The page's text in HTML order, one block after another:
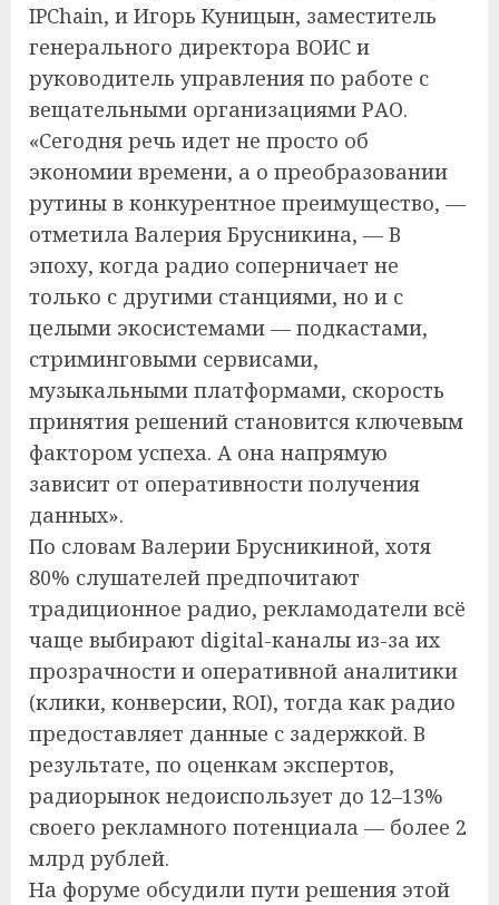
IPChain, и Игорь Куницын, заместитель
генерального директора ВОИС и
руководитель управления по работе с
вещательными организациями РАО.
«Сегодня речь идет не просто об
экономии времени, а о преобразовании
рутины в конкурентное преимущество, —
отметила Валерия Брусникина, — В
эпоху, когда радио соперничает не
только с другими станциями, но и с
целыми экосистемами — подкастами,
стриминговыми сервисами,
музыкальными платформами, скорость
принятия решений становится ключевым
фактором успеха. А она напрямую
зависит от оперативности получения
данных».
По словам Валерии Брусникиной, хотя
80% слушателей предпочитают
традиционное радио, рекламодатели всё
чаще выбирают digital-каналы из-за их
прозрачности и оперативной аналитики
(клики, конверсии, ROI), тогда как радио
предоставляет данные с задержкой. В
результате, по оценкам экспертов,
радиорынок недоиспользует до 12–13%
своего рекламного потенциала — более 2
млрд рублей.
На форуме обсудили пути решения этой